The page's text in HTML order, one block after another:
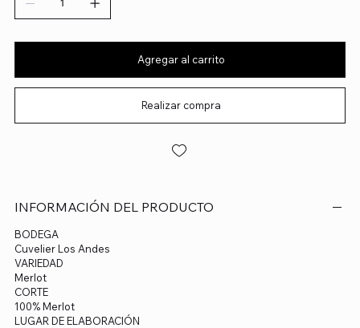
Agregar al carrito
Realizar compra
INFORMACIÓN DEL PRODUCTO
BODEGA
Cuvelier Los Andes
VARIEDAD
Merlot
CORTE
100% Merlot
LUGAR DE ELABORACIÓN